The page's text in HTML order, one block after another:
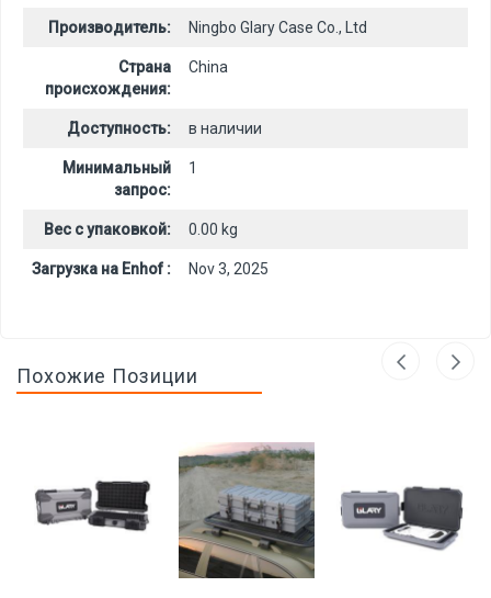
Производитель: Ningbo Glary Case Co., Ltd
Страна
происхождения:
China
Доступность: в наличии
Минимальный
запрос:
1
Вес с упаковкой: 0.00 kg
Загрузка на Enhof : Nov 3, 2025
Похожие Позиции